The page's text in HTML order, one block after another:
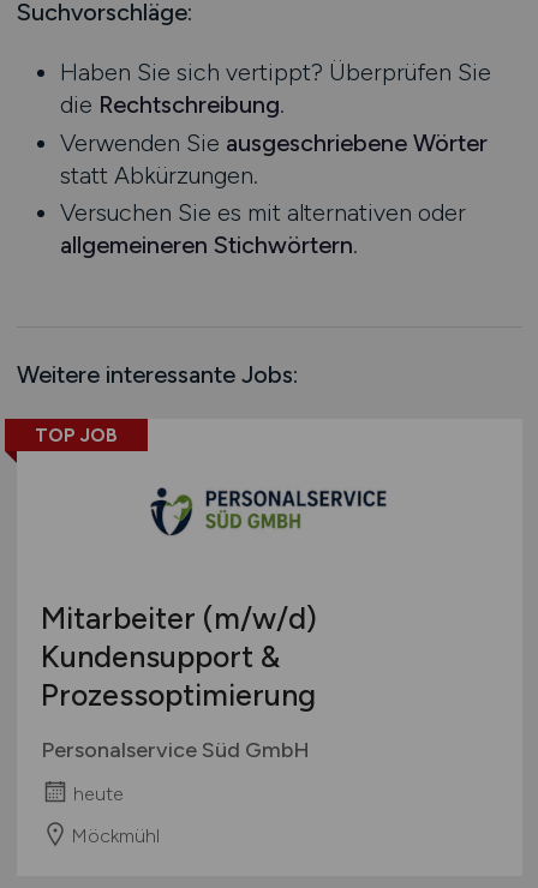
Vertrieb / Verkauf / Handel
Sonstige
Ausbildung / Studium
Praktikum
Mecklenburg-Vorpommern
Nordrhein-Westfalen
Rheinland-Pfalz
Saarland
Sachsen
Sachsen-Anhalt
Schleswig-Holstein
Schweiz
Europa
International
Suchvorschläge:
Haben Sie sich vertippt? Überprüfen Sie
die Rechtschreibung.
Verwenden Sie ausgeschriebene Wörter
statt Abkürzungen.
Versuchen Sie es mit alternativen oder
allgemeineren Stichwörtern.
Weitere interessante Jobs:
TOP JOB
Mitarbeiter (m/w/d)
Kundensupport &
Prozessoptimierung
Personalservice Süd GmbH
heute
Möckmühl